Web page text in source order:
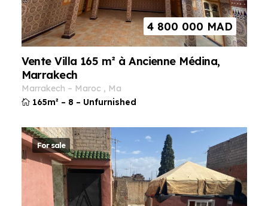
4 800 000 MAD
Vente Villa 165 m² à Ancienne Médina,
Marrakech
marrakech – maroc ,
ma
165m² – 8 – Unfurnished
For sale